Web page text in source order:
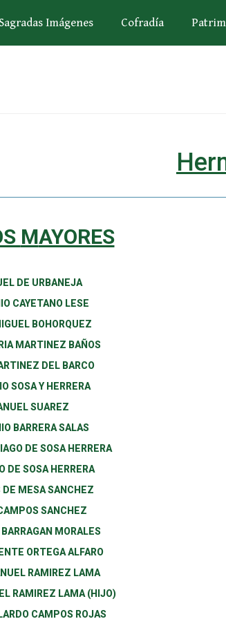
Sagradas Imágenes Cofradía
MAYORES
DE URBANEJA
CAYETANO LESE
BOHORQUEZ
MARTINEZ BAÑOS
DEL BARCO
SOSA Y HERRERA
SUAREZ
BARRERA SALAS
DE SOSA HERRERA
DE SOSA HERRERA
DE MESA SANCHEZ
SANCHEZ
MORALES
ORTEGA ALFARO
RAMIREZ LAMA
RAMIREZ LAMA (HIJO)
CAMPOS ROJAS